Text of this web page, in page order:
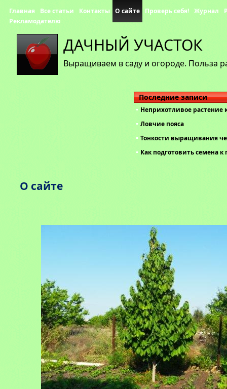
ДАЧНЫЙ УЧАСТОК
Выращиваем в саду и огороде. Польза
Главная Все статьи Контакты О сайте Проверь себя! Журнал
Рекламодателю
Последние записи
Неприхотливое растение
Ловчие пояса
Тонкости выращивания
Как подготовить семена к
О сайте